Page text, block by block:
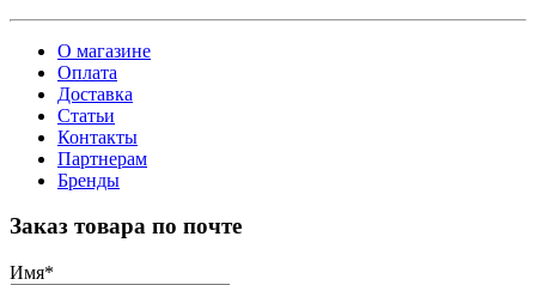
О магазине
Оплата
Доставка
Статьи
Контакты
Партнерам
Бренды
Заказ товара по почте
Имя*